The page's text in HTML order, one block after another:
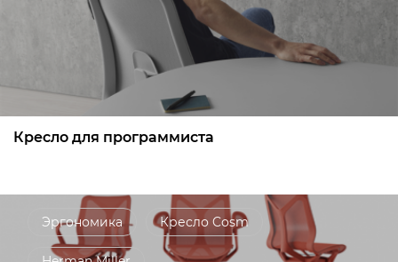
Кресло для программиста
Эргономика Кресло Cosm